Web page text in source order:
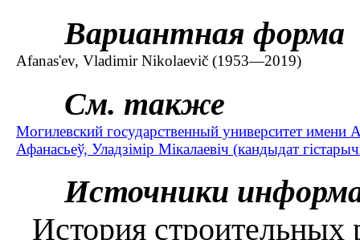
Вариантная форма
Afanas'ev, Vladimir Nikolaevič (1953—2019)
См. также
Могилевский государственный университет
Афанасьеў, Уладзімір Мікалаевіч (кандыдат
Источники
История строительных